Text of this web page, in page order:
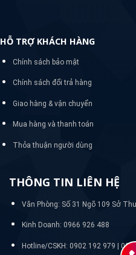
HỖ TRỢ KHÁCH HÀNG
Chính sách bảo mật
Chính sách đổi trả hàng
Giao hàng & vận chuyển
Mua hàng và thanh toán
Thỏa thuận người dùng
THÔNG TIN LIÊN HỆ
Văn Phòng: Số 31 Ngõ 109 Sở
Kinh Doanh: 0966 926 488
Hotline/CSKH: 0902 192 979 | 024